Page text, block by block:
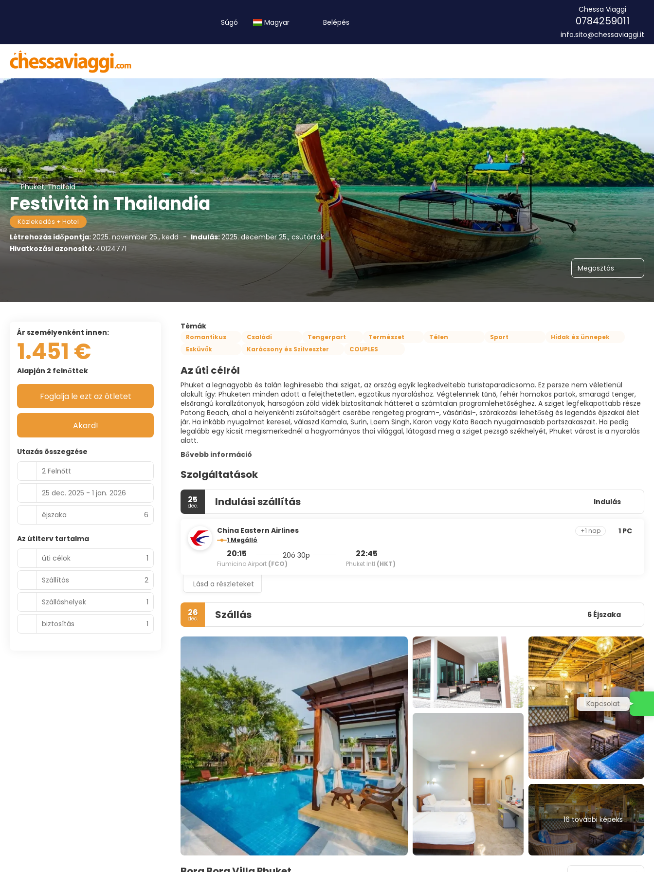
Súgó Magyar Belépés
Chessa Viaggi
0784259011
info.sito@chessaviaggi.it
Phuket, Thaiföld
Festività in Thailandia
Közlekedés + Hotel
Létrehozás időpontja:2025. november 25., kedd - Indulás:2025. december 25., csütörtök
Hivatkozási azonosító: 40124771
Megosztás
Témák
Romantikus Családi Tengerpart Természet Télen Sport
Hidak és ünnepek
Esküvők
Karácsony és Szilveszter COUPLES
Az úti célról
Phuket a legnagyobb és talán leghíresebb thai sziget, az ország egyik legkedveltebb turistaparadicsoma. Ez persze nem véletlenül
alakult így: Phuketen minden adott a felejthetetlen, egzotikus nyaraláshoz. Végtelennek tűnő, fehér homokos partok, smaragd tenger,
elsőrangú korallzátonyok, harsogóan zöld vidék biztosítanak hátteret a számtalan programlehetőséghez. A sziget legfelkapottabb része
Patong Beach, ahol a helyenkénti zsúfoltságért cserébe rengeteg program-, vásárlási-, szórakozási lehetőség és legendás éjszakai élet
jár. Ha inkább nyugalmat keresel, válaszd Kamala, Surin, Laem Singh, Karon vagy Kata Beach nyugalmasabb partszakaszait. Ha pedig
legalább egy kicsit megismerkednél a hagyományos thai világgal, látogasd meg a sziget pezsgő székhelyét, Phuket várost is a nyaralás
alatt.
Bővebb információ
Szolgáltatások
25
dec. Indulási szállítás Indulás
China Eastern Airlines
1 Megálló
20:15
Fiumicino Airport (FCO)
20ó 30p 22:45
Phuket Intl (HKT)
+1 nap 1 PC
Lásd a részleteket
26
dec. Szállás 6 Éjszaka
16 további képeks
ár személyenként innen:
1.451 €
Alapján 2 felnőttek
Foglalja le ezt az ötletet
Akard!
Utazás összegzése
2 Felnőtt
25 dec. 2025 - 1 jan. 2026
éjszaka 6
Az útiterv tartalma
úti célok
1
Szállítás 2
Szálláshelyek 1
biztosítás 1
Kapcsolat